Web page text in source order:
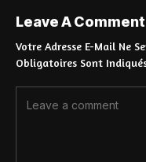
Leave A Comment
Votre Adresse E-Mail Ne
Obligatoires Sont